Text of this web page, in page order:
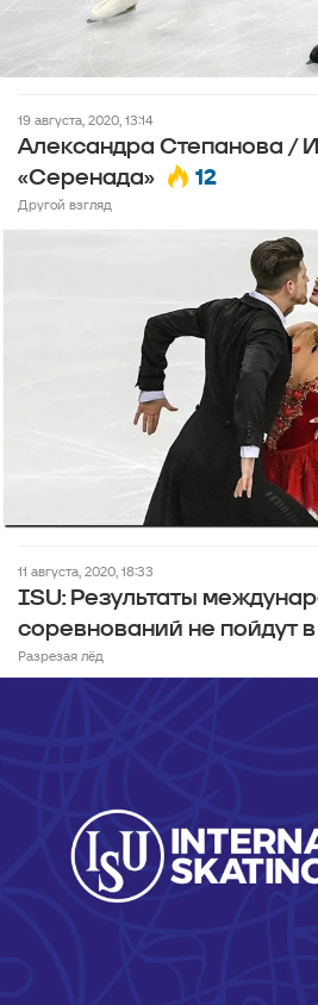
19 августа, 2020, 13:14
Александра Степанова /
«Серенада»
12
Другой взгляд
11 августа, 2020, 18:33
ISU: Результаты
соревнований не пойдут в
Разрезая лёд